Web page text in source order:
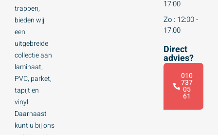
trappen,
bieden wij
een
uitgebreide
collectie aan
laminaat,
PVC, parket,
tapijt en
vinyl.
Daarnaast
kunt u bij ons
17:00
Zo : 12:00 -
17:00
Direct
advies?
010
737
05
61